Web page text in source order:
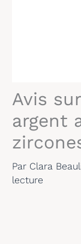
Avis
argent
Par Clara
lecture